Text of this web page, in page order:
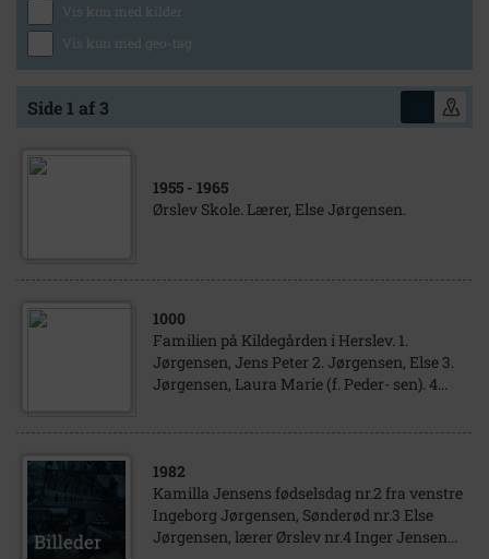
Vis kun med kilder
Vis kun med geo-tag
Side 1 af 3
1955 - 1965
Ørslev Skole. Lærer, Else Jørgensen.
1000
Familien på Kildegården i Herslev. 1.
Jørgensen, Jens Peter 2. Jørgensen, Else 3.
Jørgensen, Laura Marie (f. Peder- sen). 4...
1982
Kamilla Jensens fødselsdag nr.2 fra venstre
Ingeborg Jørgensen, Sønderød nr.3 Else
Jørgensen, lærer Ørslev nr.4 Inger Jensen...